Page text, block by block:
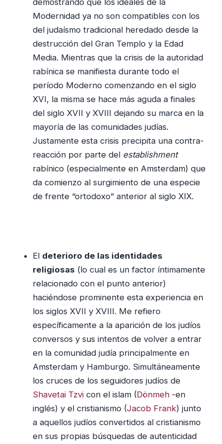
Modernidad ya no son compatibles con los
del judaísmo tradicional heredado desde la
destrucción del Gran Templo y la Edad
Media. Mientras que la crisis de la autoridad
rabínica se manifiesta durante todo el
período Moderno comenzando en el siglo
XVI, la misma se hace más aguda a finales
del siglo XVII y XVIII dejando su marca en la
mayoría de las comunidades judías.
Justamente esta crisis precipita una contra-
reacción por parte del establishment
rabínico (especialmente en Amsterdam) que
da comienzo al surgimiento de una especie
de frente “ortodoxo” anterior al siglo XIX.
El deterioro de las identidades
religiosas (lo cual es un factor íntimamente
relacionado con el punto anterior)
haciéndose prominente esta experiencia en
los siglos XVII y XVIII. Me refiero
específicamente a la aparición de los judíos
conversos y sus intentos de volver a entrar
en la comunidad judía principalmente en
Amsterdam y Hamburgo. Simultáneamente
los cruces de los seguidores judíos de
Shavetai Tzvi con el islam (Dönmeh-en
inglés) y el cristianismo (Jacob Frank) junto
a aquellos judíos convertidos al cristianismo
en sus propias búsquedas de autenticidad